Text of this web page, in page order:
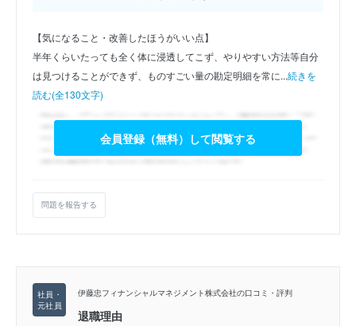
【気になること・改善したほうがいい点】
半年くらいたっても全く体に浸透してこず、やりやすい方法等自分
は見つけることができず、ものすごい量の勘定明細を常に...続きを
読む(全130文字)
会員登録（無料）して閲覧する
問題を報告する
伊藤忠フィナンシャルマネジメント株式会社の口コミ・評判
退職理由